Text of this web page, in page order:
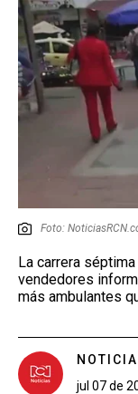
Foto:
La carrera
vendedores
más ambulantes
jul 07 de